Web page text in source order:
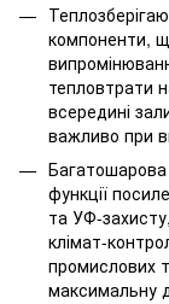
компоненти,
тепловтрати
всередині
важливо при
Багатошарова
функції
та УФ-
клімат-
промислових
максимальну